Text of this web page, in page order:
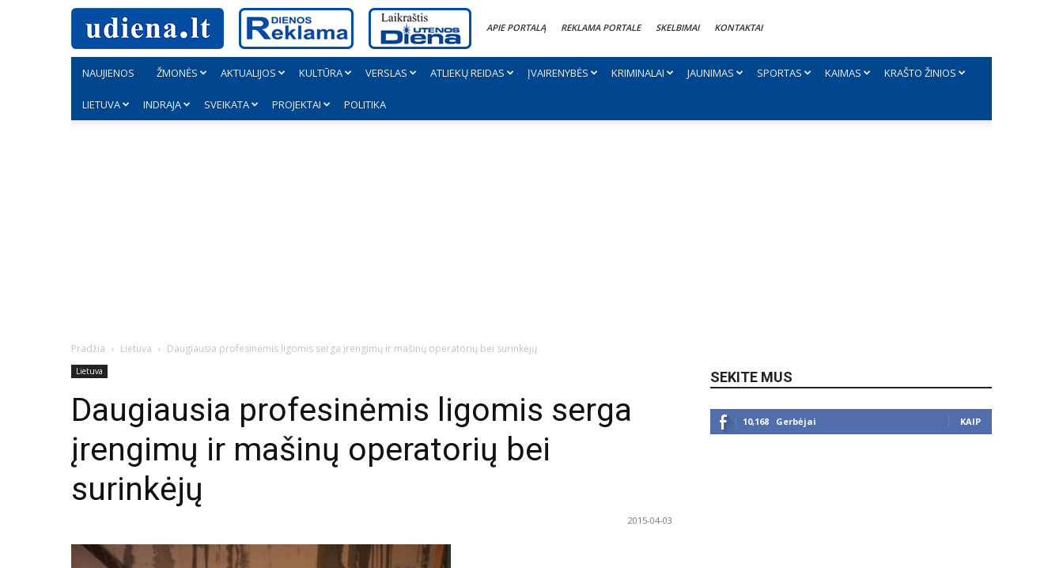
APIE PORTALĄ REKLAMA PORTALE SKELBIMAI KONTAKTAI
NAUJIENOS ŽMONĖS AKTUALIJOS KULTŪRA VERSLAS ATLIEKŲ REIDAS ĮVAIRENYBĖS KRIMINALAI JAUNIMAS SPORTAS KAIMAS KRAŠTO ŽINIOS
LIETUVA INDRAJA SVEIKATA PROJEKTAI POLITIKA
Pradžia Lietuva Daugiausia profesinėmis ligomis serga įrengimų ir mašinų operatorių bei surinkėjų
Lietuva
Daugiausia profesinėmis ligomis serga
įrengimų ir mašinų operatorių bei
surinkėjų
2015-04-03
SEKITE MUS
10,168 Gerbėjai KAIP